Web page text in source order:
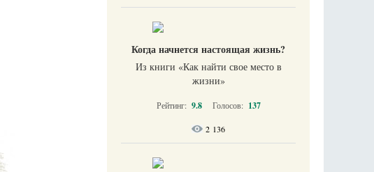
Когда начнется настоящая жизнь?
Из книги «Как найти свое место в
жизни​»
Рейтинг: 9.8 Голосов: 137
2 136